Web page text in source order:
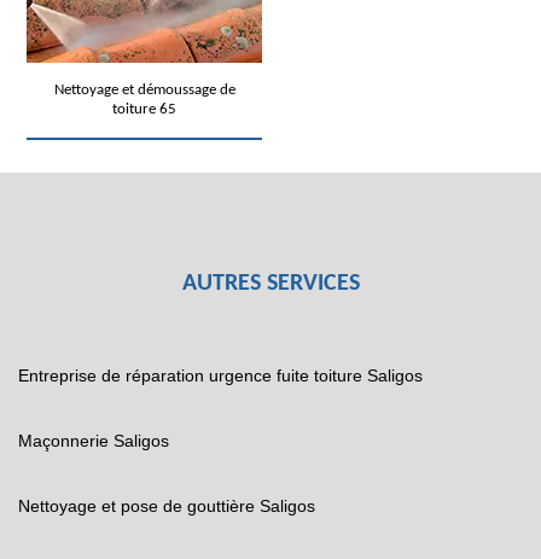
Nettoyage et démoussage de
toiture 65
AUTRES SERVICES
Entreprise de réparation urgence fuite toiture Saligos
Maçonnerie Saligos
Nettoyage et pose de gouttière Saligos